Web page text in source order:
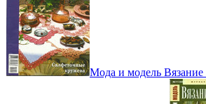
Мода и модель